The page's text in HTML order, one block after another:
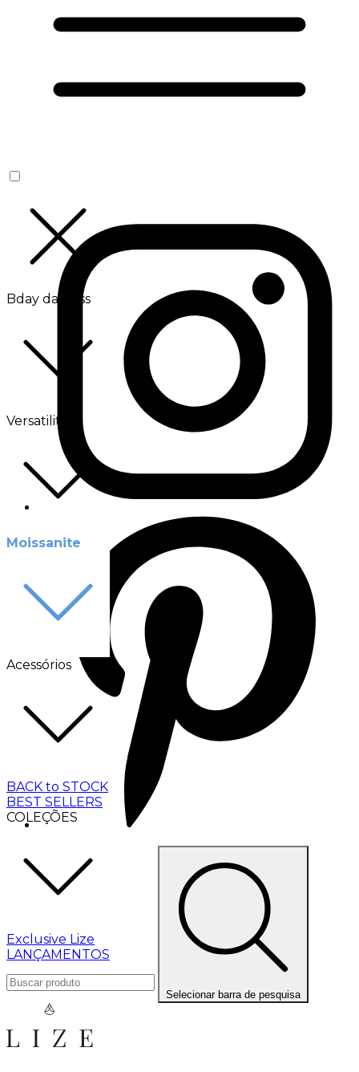
Bday da Boss
Versatilité
Moissanite
Acessórios
BACK to STOCK
BEST SELLERS
COLEÇÕES
Exclusive Lize
LANÇAMENTOS
Selecionar barra de pesquisa